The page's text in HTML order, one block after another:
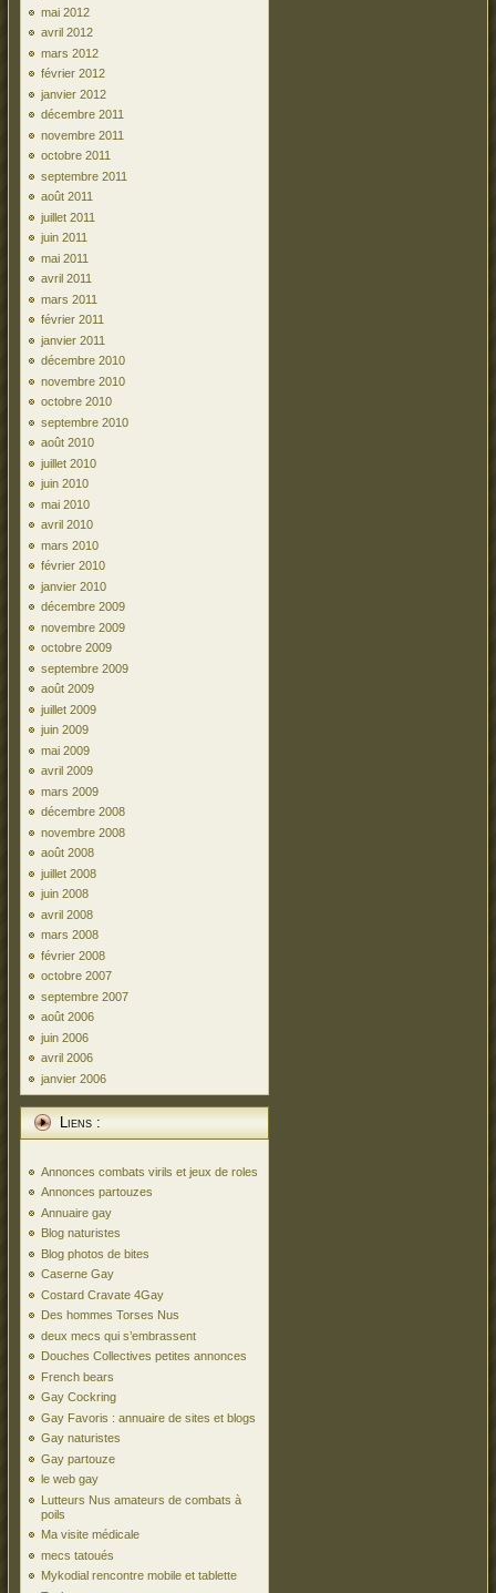
mai 2012
avril 2012
mars 2012
février 2012
janvier 2012
décembre 2011
novembre 2011
octobre 2011
septembre 2011
août 2011
juillet 2011
juin 2011
mai 2011
avril 2011
mars 2011
février 2011
janvier 2011
décembre 2010
novembre 2010
octobre 2010
septembre 2010
août 2010
juillet 2010
juin 2010
mai 2010
avril 2010
mars 2010
février 2010
janvier 2010
décembre 2009
novembre 2009
octobre 2009
septembre 2009
août 2009
juillet 2009
juin 2009
mai 2009
avril 2009
mars 2009
décembre 2008
novembre 2008
août 2008
juillet 2008
juin 2008
avril 2008
mars 2008
février 2008
octobre 2007
septembre 2007
août 2006
juin 2006
avril 2006
janvier 2006
Liens :
Annonces combats virils et jeux de roles
Annonces partouzes
Annuaire gay
Blog naturistes
Blog photos de bites
Caserne Gay
Costard Cravate 4Gay
Des hommes Torses Nus
deux mecs qui s’embrassent
Douches Collectives petites annonces
French bears
Gay Cockring
Gay Favoris : annuaire de sites et blogs
Gay naturistes
Gay partouze
le web gay
Lutteurs Nus amateurs de combats à
poils
Ma visite médicale
mecs tatoués
Mykodial rencontre mobile et tablette